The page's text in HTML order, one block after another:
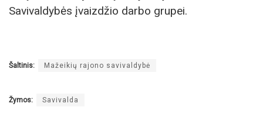
Savivaldybės įvaizdžio darbo grupei.
Šaltinis: Mažeikių rajono savivaldybė
Žymos: Savivalda